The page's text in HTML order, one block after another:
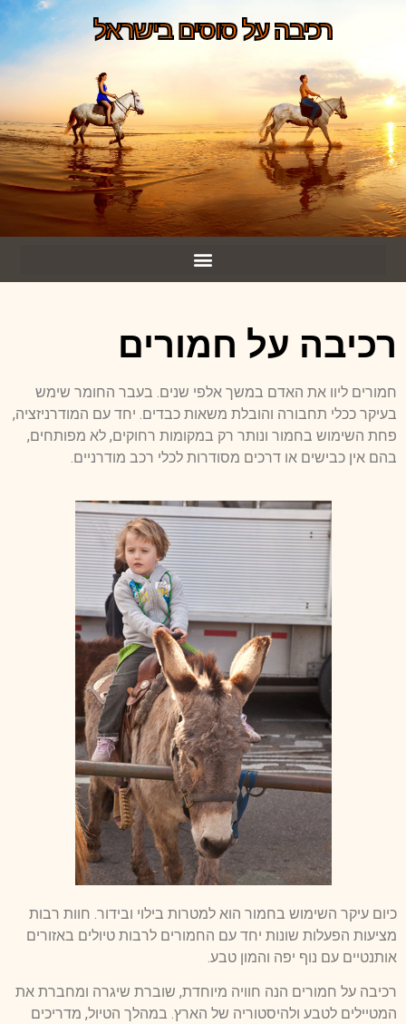
רכיבה על סוסים בישראל
רכיבה על חמורים
חמורים ליוו את האדם במשך אלפי שנים. בעבר החומר שימש
בעיקר ככלי תחבורה והובלת משאות כבדים. יחד עם המודרניזציה,
פחת השימוש בחמור ונותר רק במקומות רחוקים, לא מפותחים,
בהם אין כבישים או דרכים מסודרות לכלי רכב מודרניים.
כיום עיקר השימוש בחמור הוא למטרות בילוי ובידור. חוות רבות
מציעות הפעלות שונות יחד עם החמורים לרבות טיולים באזורים
אותנטיים עם נוף יפה והמון טבע.
רכיבה על חמורים הנה חוויה מיוחדת, שוברת שיגרה ומחברת את
המטיילים לטבע ולהיסטוריה של הארץ. במהלך הטיול, מדריכים